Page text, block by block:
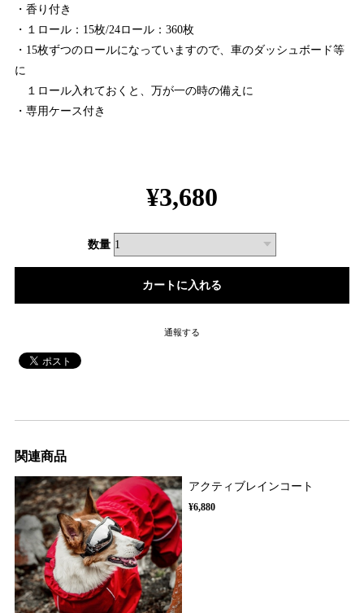
・香り付き
・１ロール：15枚/24ロール：360枚
・15枚ずつのロールになっていますので、車のダッシュボード等
に
１ロール入れておくと、万が一の時の備えに
・専用ケース付き
¥3,680
数量
通報する
関連商品
アクティブレインコート
¥6,880